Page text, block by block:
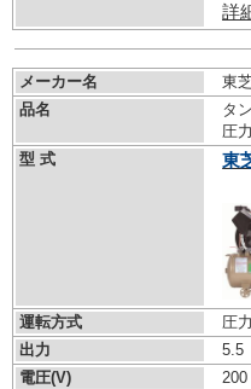
詳
メーカー名
東
品名
タ
圧
型 式
東
運転方式
圧
出力
5.5
電圧(V)
200